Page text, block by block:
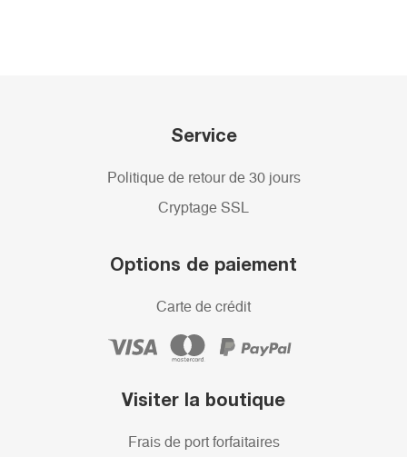
Service
Politique de retour de 30 jours
Cryptage SSL
Options de paiement
Carte de crédit
Visiter la boutique
Frais de port forfaitaires